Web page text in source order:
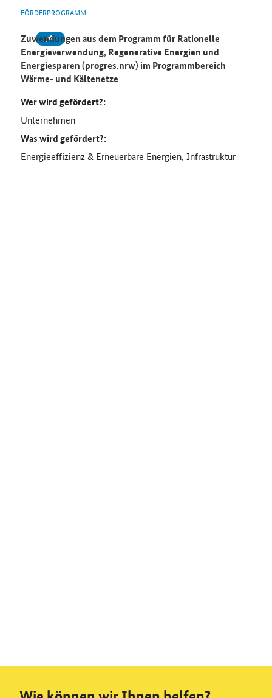
FÖRDERPROGRAMM
Zuwendungen aus dem Programm für Rationelle
Energieverwendung, Regenerative Energien und
Energiesparen (progres.nrw) im Programmbereich
Wärme- und Kältenetze
Wer wird gefördert?:
Unternehmen
Was wird gefördert?:
Energieeffizienz & Erneuerbare Energien, Infrastruktur